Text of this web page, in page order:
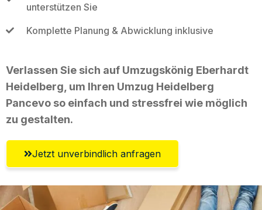
unterstützen Sie
Komplette Planung & Abwicklung inklusive
Verlassen Sie sich auf Umzugskönig Eberhardt
Heidelberg, um Ihren Umzug Heidelberg
Pancevo so einfach und stressfrei wie möglich
zu gestalten.
Jetzt unverbindlich anfragen